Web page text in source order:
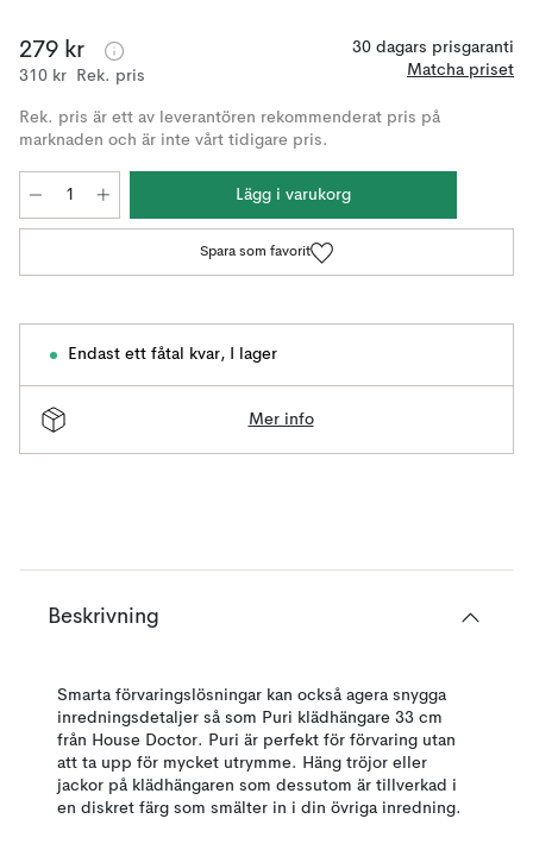
279 kr
310 kr Rek. pris
30 dagars prisgaranti
Matcha priset
Rek. pris är ett av leverantören rekommenderat pris på
marknaden och är inte vårt tidigare pris.
Lägg i varukorg
Spara som favorit
Endast ett fåtal kvar, I lager
Mer info
Beskrivning
Smarta förvaringslösningar kan också agera snygga
inredningsdetaljer så som Puri klädhängare 33 cm
från House Doctor. Puri är perfekt för förvaring utan
att ta upp för mycket utrymme. Häng tröjor eller
jackor på klädhängaren som dessutom är tillverkad i
en diskret färg som smälter in i din övriga inredning.